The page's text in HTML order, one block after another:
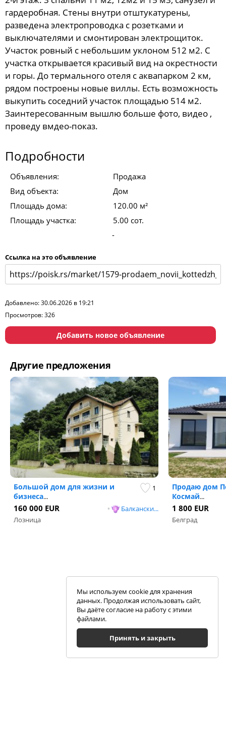
гардеробная. Стены внутри отштукатурены,
разведена электропроводка с розетками и
выключателями и смонтирован электрощиток.
Участок ровный с небольшим уклоном 512 м2. С
участка открывается красивый вид на окрестности
и горы. До термального отеля с аквапарком 2 км,
рядом построены новые виллы. Есть возможность
выкупить соседний участок площадью 514 м2.
Заинтересованным вышлю больше фото, видео ,
проведу вмдео-показ.
Подробности
Объявления:
Продажа
Вид объекта:
Дом
Площадь дома:
120.00 м²
Площадь участка:
5.00 сот.
-
Ссылка на это объявление
Добавлено: 30.06.2026 в 19:21
Просмотров: 326
Добавить новое объявление
Другие предложения
1
Большой дом для жизни и
бизнеса...
•
Балкански...
160 000 EUR
Лозница
Продаю дом
Космай...
1 800 EUR
Белград
Мы используем cookie для хранения
данных. Продолжая использовать сайт,
Вы даёте согласие на работу с этими
файлами.
Принять и закрыть